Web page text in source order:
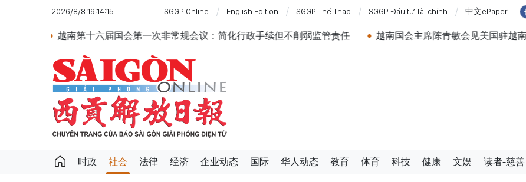
2026/8/8 19:14:15 SGGP Online English Edition SGGP Thể Thao SGGP Đầu tư Tài chính 中文ePaper
十六届国会第一次非常规会议：简化行政手续但不削弱监管责任 越南国会主席陈青敏会见美国驻越南大使詹妮弗·威克斯
时政 社会 法律 经济 企业动态 国际 华人动态 教育 体育 科技 健康 文娱 读者-慈善